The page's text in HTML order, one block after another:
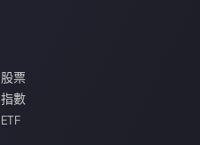
股票
指數
ETF